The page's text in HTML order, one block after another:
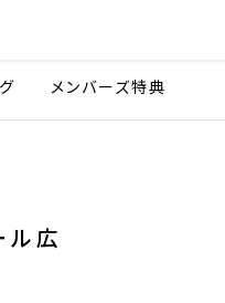
メンバーズ特典
ル広